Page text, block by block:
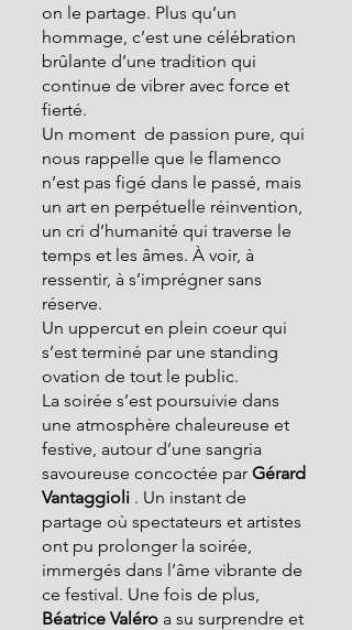
on le partage. Plus qu’un
hommage, c’est une célébration
brûlante d’une tradition qui
continue de vibrer avec force et
fierté.
Un moment  de passion pure, qui
nous rappelle que le flamenco
n’est pas figé dans le passé, mais
un art en perpétuelle réinvention,
un cri d’humanité qui traverse le
temps et les âmes. À voir, à
ressentir, à s’imprégner sans
réserve.
Un uppercut en plein coeur qui
s’est terminé par une standing
ovation de tout le public.
La soirée s’est poursuivie dans
une atmosphère chaleureuse et
festive, autour d’une sangria
savoureuse concoctée par Gérard
Vantaggioli . Un instant de
partage où spectateurs et artistes
ont pu prolonger la soirée,
immergés dans l’âme vibrante de
ce festival. Une fois de plus,
Béatrice Valéro a su surprendre et